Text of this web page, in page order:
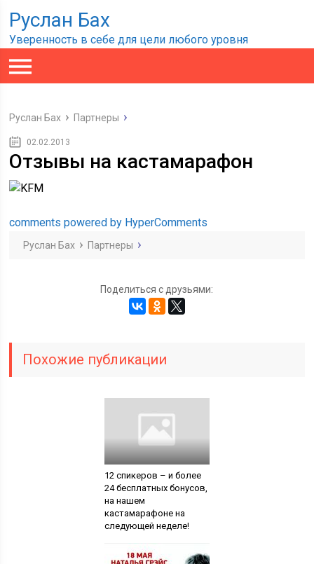
Руслан Бах
Уверенность в себе для цели любого уровня
Руслан Бах Партнеры
02.02.2013
Отзывы на кастамарафон
comments powered by HyperComments
Руслан Бах Партнеры
Поделиться с друзьями:
Похожие публикации
12 спикеров – и более
24 бесплатных бонусов,
на нашем
кастамарафоне на
следующей неделе!